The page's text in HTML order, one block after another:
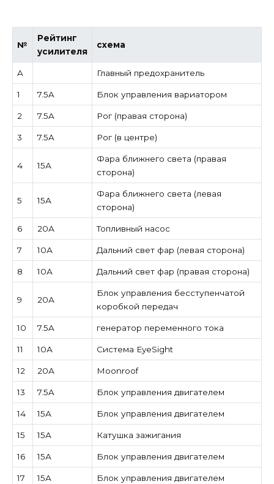
№
Рейтинг
усилителя
схема
A Главный предохранитель
1 7.5A Блок управления вариатором
2 7.5A Рог (правая сторона)
3 7.5A Рог (в центре)
4 15А
Фара ближнего света (правая
сторона)
5 15А
Фара ближнего света (левая
сторона)
6 20А Топливный насос
7 10А Дальний свет фар (левая сторона)
8 10А Дальний свет фар (правая сторона)
9 20А
Блок управления бесступенчатой ​​
коробкой передач
10 7.5A генератор переменного тока
11 10А Система EyeSight
12 20А Moonroof
13 7.5A Блок управления двигателем
14 15А Блок управления двигателем
15 15А Катушка зажигания
16 15А Блок управления двигателем
17 15А Блок управления двигателем